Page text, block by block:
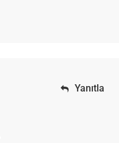
Yanıtla